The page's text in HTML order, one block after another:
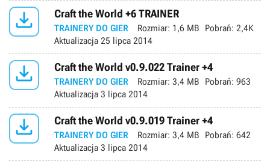
 Craft the World +6 TRAINER
TRAINERY DO GIER Rozmiar: 1,6 MB Pobrań: 2,4K
Aktualizacja 25 lipca 2014
 Craft the World v0.9.022 Trainer +4
TRAINERY DO GIER Rozmiar: 3,4 MB Pobrań: 963
Aktualizacja 3 lipca 2014
 Craft the World v0.9.019 Trainer +4
TRAINERY DO GIER Rozmiar: 3,4 MB Pobrań: 642
Aktualizacja 3 lipca 2014